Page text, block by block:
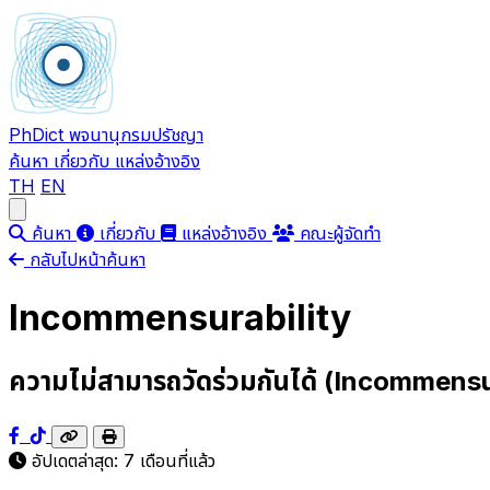
PhDict พจนานุกรมปรัชญา
ค้นหา เกี่ยวกับ แหล่งอ้างอิง
TH EN
ค้นหา เกี่ยวกับ แหล่งอ้างอิง
คณะผู้จัดทำ
กลับไปหน้าค้นหา
Incommensurability
ความไม่สามารถวัดร่วมกันได้
อัปเดตล่าสุด: 7 เดือนที่แล้ว